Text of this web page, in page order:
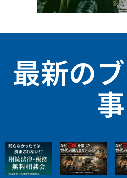
最新の
事